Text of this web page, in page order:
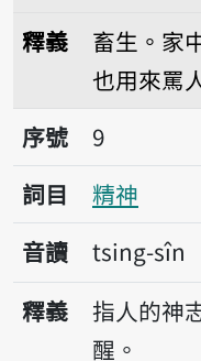
釋義
畜生。家
也用來罵
序號9精神
序號
9
詞目
精神
音讀
tsing-sîn
釋義 指人的神
醒。